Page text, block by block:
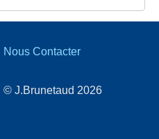
Nous Contacter
© J.Brunetaud 2026